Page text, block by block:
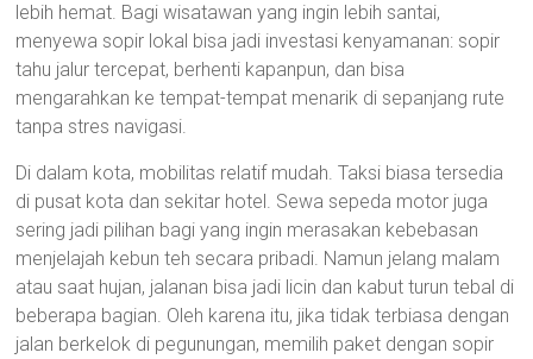
lebih hemat. Bagi wisatawan yang ingin lebih santai,
menyewa sopir lokal bisa jadi investasi kenyamanan: sopir
tahu jalur tercepat, berhenti kapanpun, dan bisa
mengarahkan ke tempat-tempat menarik di sepanjang rute
tanpa stres navigasi.
Di dalam kota, mobilitas relatif mudah. Taksi biasa tersedia
di pusat kota dan sekitar hotel. Sewa sepeda motor juga
sering jadi pilihan bagi yang ingin merasakan kebebasan
menjelajah kebun teh secara pribadi. Namun jelang malam
atau saat hujan, jalanan bisa jadi licin dan kabut turun tebal di
beberapa bagian. Oleh karena itu, jika tidak terbiasa dengan
jalan berkelok di pegunungan, memilih paket dengan sopir